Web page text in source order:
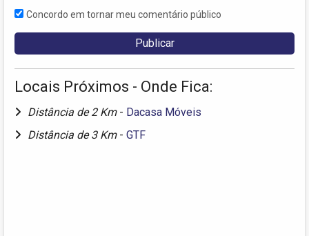
Concordo em tornar meu comentário público
Locais Próximos - Onde Fica:
Distância de 2 Km - Dacasa Móveis
Distância de 3 Km - GTF